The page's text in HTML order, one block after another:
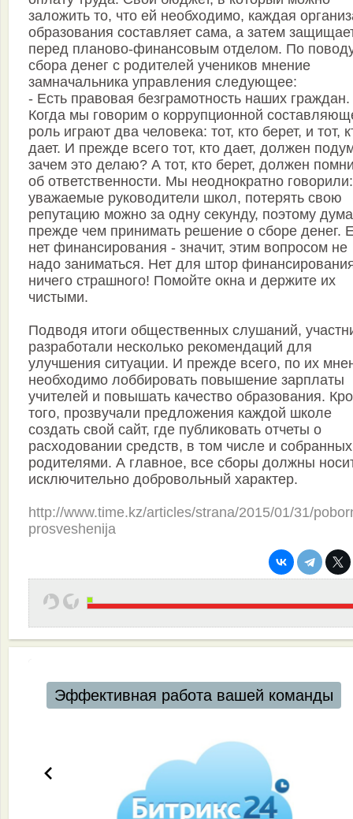
заложить то, что ей необходимо, каждая
образования составляет сама, а затем
перед планово-финансовым отделом. По
сбора денег с родителей учеников мнение
замначальника управления следующее:
- Есть правовая безграмотность наших граждан.
Когда мы говорим о коррупционной
роль играют два человека: тот, кто берет, и тот,
дает. И прежде всего тот, кто дает, должен
зачем это делаю? А тот, кто берет, должен
об ответственности. Мы неоднократно говорили:
уважаемые руководители школ, потерять свою
репутацию можно за одну секунду, поэтому
прежде чем принимать решение о сборе денег.
нет финансирования - значит, этим вопросом не
надо заниматься. Нет для штор
ничего страшного! Помойте окна и держите их
чистыми.
Подводя итоги общественных слушаний,
разработали несколько рекомендаций для
улучшения ситуации. И прежде всего, по их
необходимо лоббировать повышение зарплаты
учителей и повышать качество образования.
того, прозвучали предложения каждой школе
создать свой сайт, где публиковать отчеты о
расходовании средств, в том числе и собранных
родителями. А главное, все сборы должны
исключительно добровольный характер.
http://www.time.kz/articles/strana/2015/01/31/
prosveshenija
Эффективная работа вашей команды